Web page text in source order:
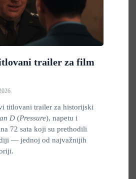
trailer za film
titlovani trailer za historijski
D (Pressure), napetu i
72 sata koji su prethodili
— jednoj od najvažnijih